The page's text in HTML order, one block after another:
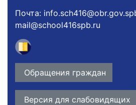
Почта:
mail@school416spb.ru
Обращения граждан
Версия для слабовидящих